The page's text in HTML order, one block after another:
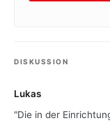
DISKUSSION
Lukas
"Die in der